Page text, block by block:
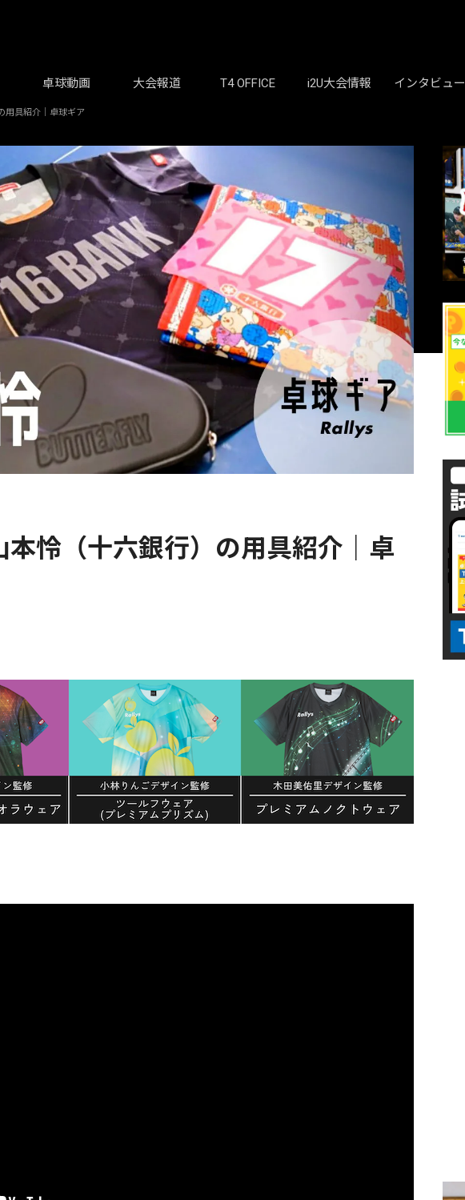
卓球動画 大会報道 T4 OFFICE i2U大会情報 インタビュー
用具紹介｜卓球ギア
本怜（十六銀行）の用具紹介｜卓